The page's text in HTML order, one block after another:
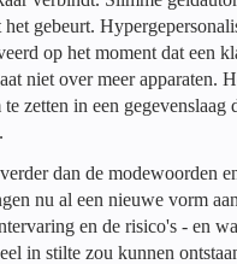
gebeurt.
op het moment dat een
niet over meer apparaten.
zetten in een gegevenslaag
dan de modewoorden
nu al een nieuwe vorm
en de risico's - en
in stilte zou kunnen